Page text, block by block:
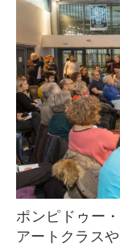
ポンピドゥー・センターのような文化施設では、
アートクラス